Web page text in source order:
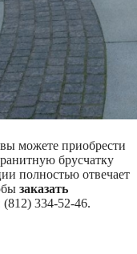
можете приобрести
брусчатку
полностью отвечает
заказать
334-52-46.